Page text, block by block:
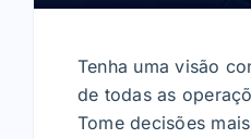
Tenha uma visão
de todas as
Tome decisões